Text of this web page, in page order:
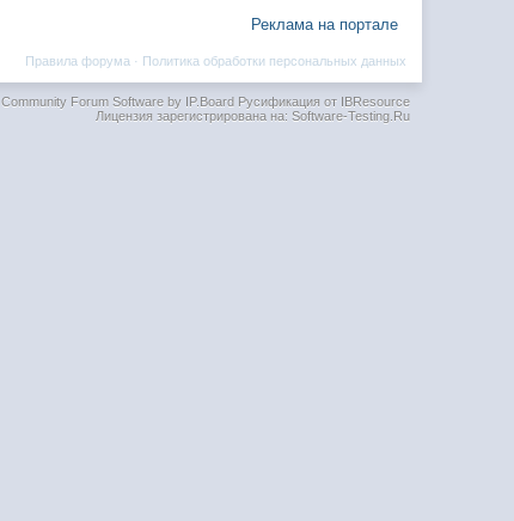
Реклама на портале
Политика обработки персональных данных
Правила форума ·
Community Forum Software by IP.BoardРусификация от IBResource
Лицензия зарегистрирована на: Software-Testing.Ru